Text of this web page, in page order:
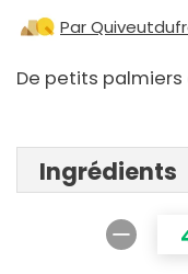
Par
De petits
Ingrédients